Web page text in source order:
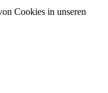
Cookies in unseren